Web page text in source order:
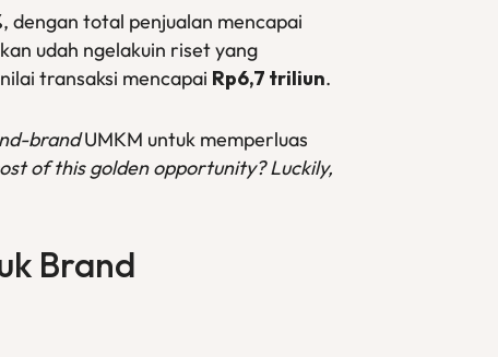
, dengan total penjualan mencapai
udah ngelakuin riset yang
transaksi mencapai Rp6,7 triliun.
brandUMKM untuk memperluas
of this golden opportunity? Luckily,
Brand